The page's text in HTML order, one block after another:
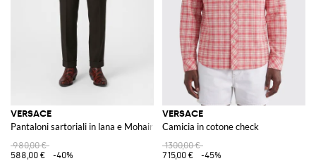
VERSACE
Pantaloni sartoriali in lana e Mohair
980,00 €
588,00 €
-40%
VERSACE
Camicia in cotone check
1300,00 €
715,00 €
-45%